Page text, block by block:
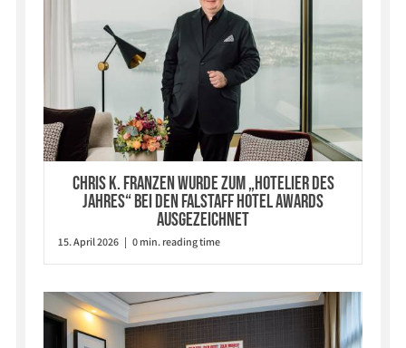
Chris K. Franzen wurde zum „Hotelier des
Jahres“ bei den Falstaff Hotel Awards
ausgezeichnet
15. April 2026 | 0 min. reading time